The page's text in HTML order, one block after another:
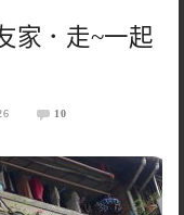
家．走~一起
10